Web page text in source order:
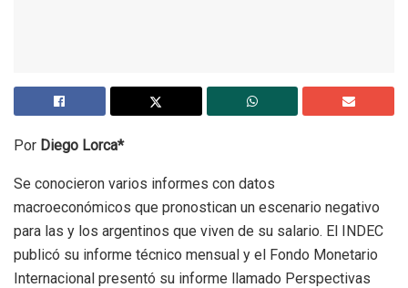
Por Diego Lorca*
Se conocieron varios informes con datos
macroeconómicos que pronostican un escenario negativo
para las y los argentinos que viven de su salario. El INDEC
publicó su informe técnico mensual y el Fondo Monetario
Internacional presentó su informe llamado Perspectivas